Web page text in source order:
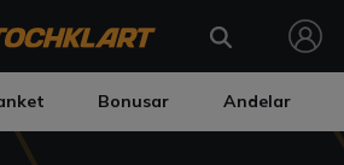
Bonusar Andelar